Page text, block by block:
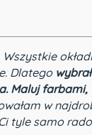
Dlatego
Maluj
w
tyle samo